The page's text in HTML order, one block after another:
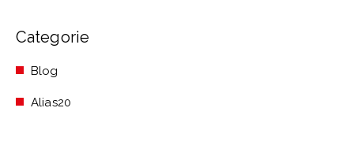
Categorie
Blog
Alias20